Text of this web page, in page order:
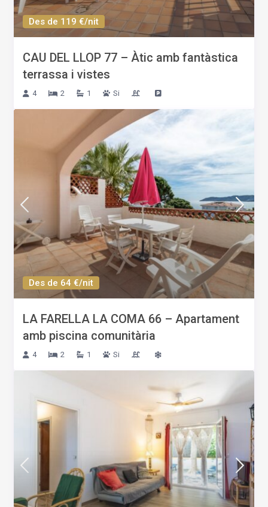
Des de 119 €/nit
CAU DEL LLOP 77 – Àtic amb fantàstica
terrassa i vistes
4 2 1 Si
Des de 64 €/nit
LA FARELLA LA COMA 66 – Apartament
amb piscina comunitària
4 2 1 Si